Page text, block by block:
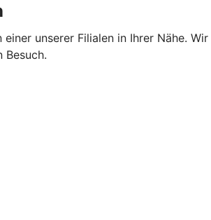
einer unserer Filialen in Ihrer Nähe. Wir
Besuch.